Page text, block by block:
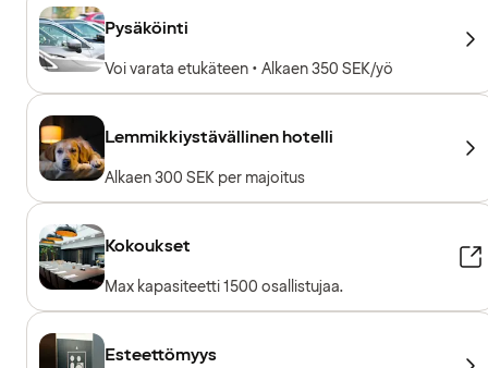
Pysäköinti
Voi varata etukäteen • Alkaen 350 SEK/yö
Lemmikkiystävällinen hotelli
Alkaen 300 SEK per majoitus
Kokoukset
Max kapasiteetti 1500 osallistujaa.
Esteettömyys